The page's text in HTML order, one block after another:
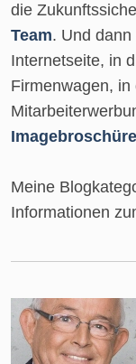
die
Team. Und
Internetseite, in
Firmenwagen,
Imagebroschüre
Meine
Informationen